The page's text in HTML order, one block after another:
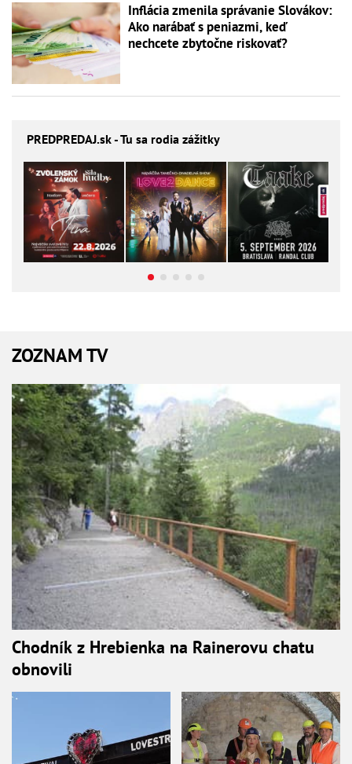
Inflácia zmenila správanie Slovákov:
Ako narábať s peniazmi, keď
nechcete zbytočne riskovať?
PREDPREDAJ.sk - Tu sa rodia zážitky
ZOZNAM TV
Chodník z Hrebienka na Rainerovu chatu
obnovili